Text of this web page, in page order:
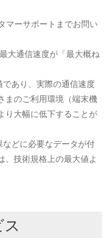
マーサポートまでお問い
大通信速度が「最大概ね
あり、実際の通信速度
まのご利用環境（端末機
り大幅に低下することが
どに必要なデータが付
、技術規格上の最大値よ